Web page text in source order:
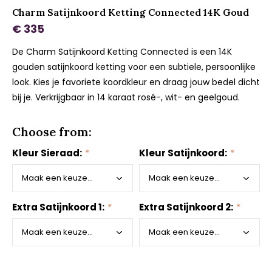
Charm Satijnkoord Ketting Connected 14K Goud
€ 335
De Charm Satijnkoord Ketting Connected is een 14K
gouden satijnkoord ketting voor een subtiele, persoonlijke
look. Kies je favoriete koordkleur en draag jouw bedel dicht
bij je. Verkrijgbaar in 14 karaat rosé-, wit- en geelgoud.
Choose from:
Kleur Sieraad: * Kleur Satijnkoord: *
Extra Satijnkoord 1: * Extra Satijnkoord 2: *